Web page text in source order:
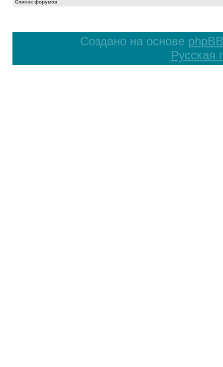
Список форумов
Создано на основе phpBB
Русская